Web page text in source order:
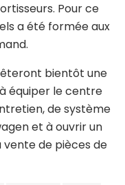
Pour ce
a été formée aux
bientôt une
équiper le centre
de système
et à ouvrir un
de pièces de